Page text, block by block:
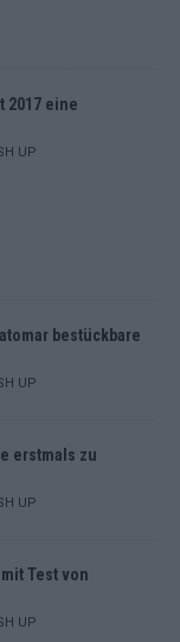
2017 eine
UP
bestückbare
UP
erstmals zu
UP
Test von
UP